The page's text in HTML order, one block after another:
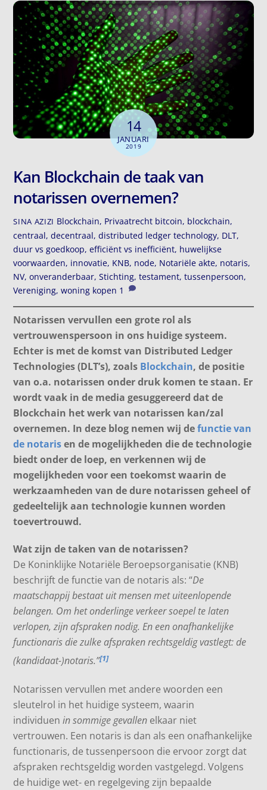
14
JANUARI
2019
Kan Blockchain de taak van
notarissen overnemen?
SINA AZIZI Blockchain, Privaatrecht bitcoin, blockchain,
centraal,decentraal,distributed ledger technology, DLT,
duur vs goedkoop,efficiënt vs inefficiënt, huwelijkse
voorwaarden, innovatie, KNB, node, Notariële akte, notaris,
NV,onveranderbaar,Stichting,testament,tussenpersoon,
Vereniging,woning kopen 1
Notarissen vervullen een grote rol als
vertrouwenspersoon in ons huidige systeem.
Echter is met de komst van Distributed Ledger
Technologies (DLT’s), zoals Blockchain, de positie
van o.a. notarissen onder druk komen te staan. Er
wordt vaak in de media gesuggereerd dat de
Blockchain het werk van notarissen kan/zal
overnemen. In deze blog nemen wij defunctie van
de notarisen de mogelijkheden die de technologie
biedt onder de loep, en verkennen wij de
mogelijkheden voor een toekomst waarin de
werkzaamheden van de dure notarissen geheel of
gedeeltelijk aan technologie kunnen worden
toevertrouwd.
Wat zijn de taken van de notarissen?
De Koninklijke Notariële Beroepsorganisatie (KNB)
beschrijft de functie van de notaris als: “De
maatschappij bestaat uit mensen met uiteenlopende
belangen. Om het onderlinge verkeer soepel te laten
verlopen, zijn afspraken nodig. En een onafhankelijke
functionaris die zulke afspraken rechtsgeldig vastlegt: de
(kandidaat-)notaris.”[1]
Notarissen vervullen met andere woorden een
sleutelrol in het huidige systeem, waarin
individuenin sommige gevallen elkaar niet
vertrouwen. Een notaris is dan als een onafhankelijke
functionaris, de tussenpersoon die ervoor zorgt dat
afspraken rechtsgeldig worden vastgelegd. Volgens
de huidige wet- en regelgeving zijn bepaalde